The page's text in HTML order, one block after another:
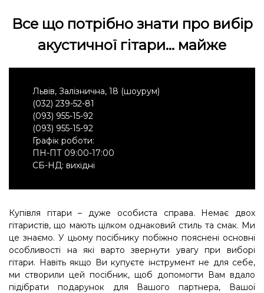
Все що потрібно знати про вибір
акустичної гітари… майже
Львів, Залізнична, 18 (шоурум)
(032) 239-52-81
(093) 955-15-92
(093) 955-15-92
Графік роботи:
ПН-ПТ 09:00-17:00
СБ-НД: вихідні
Купівля гітари – дуже особиста справа. Немає двох
гітаристів, що мають цілком однаковий стиль та смак. Ми
це знаємо. У цьому посібнику побіжно пояснені основні
особливості на які варто звернути увагу при виборі
гітари. Навіть якщо Ви купуєте інструмент не для себе,
ми створили цей посібник, щоб допомогти Вам вдало
підібрати подарунок для Вашого партнера, Вашої